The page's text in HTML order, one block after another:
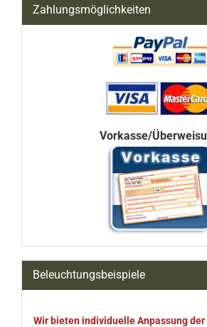
Zahlungsmöglichkeiten
Vorkasse/
Beleuchtungsbeispiele
Wir bieten individuelle Anpassung